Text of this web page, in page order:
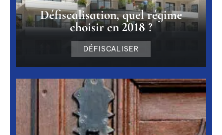
Défiscalisation, quel régime
choisir en 2018 ?
DÉFISCALISER